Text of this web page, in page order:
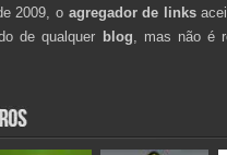
2009, o agregador de links
de qualquer blog , mas não é